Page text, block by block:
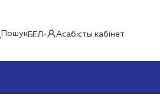
ПошукБЕЛ Асабісты кабінет